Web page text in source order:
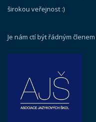
širokou veřejnost :)
Je nám ctí být řádným členem